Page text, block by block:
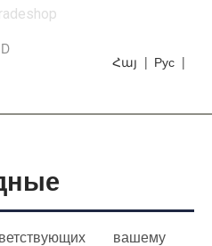
Рус |
Հայ |
вашему